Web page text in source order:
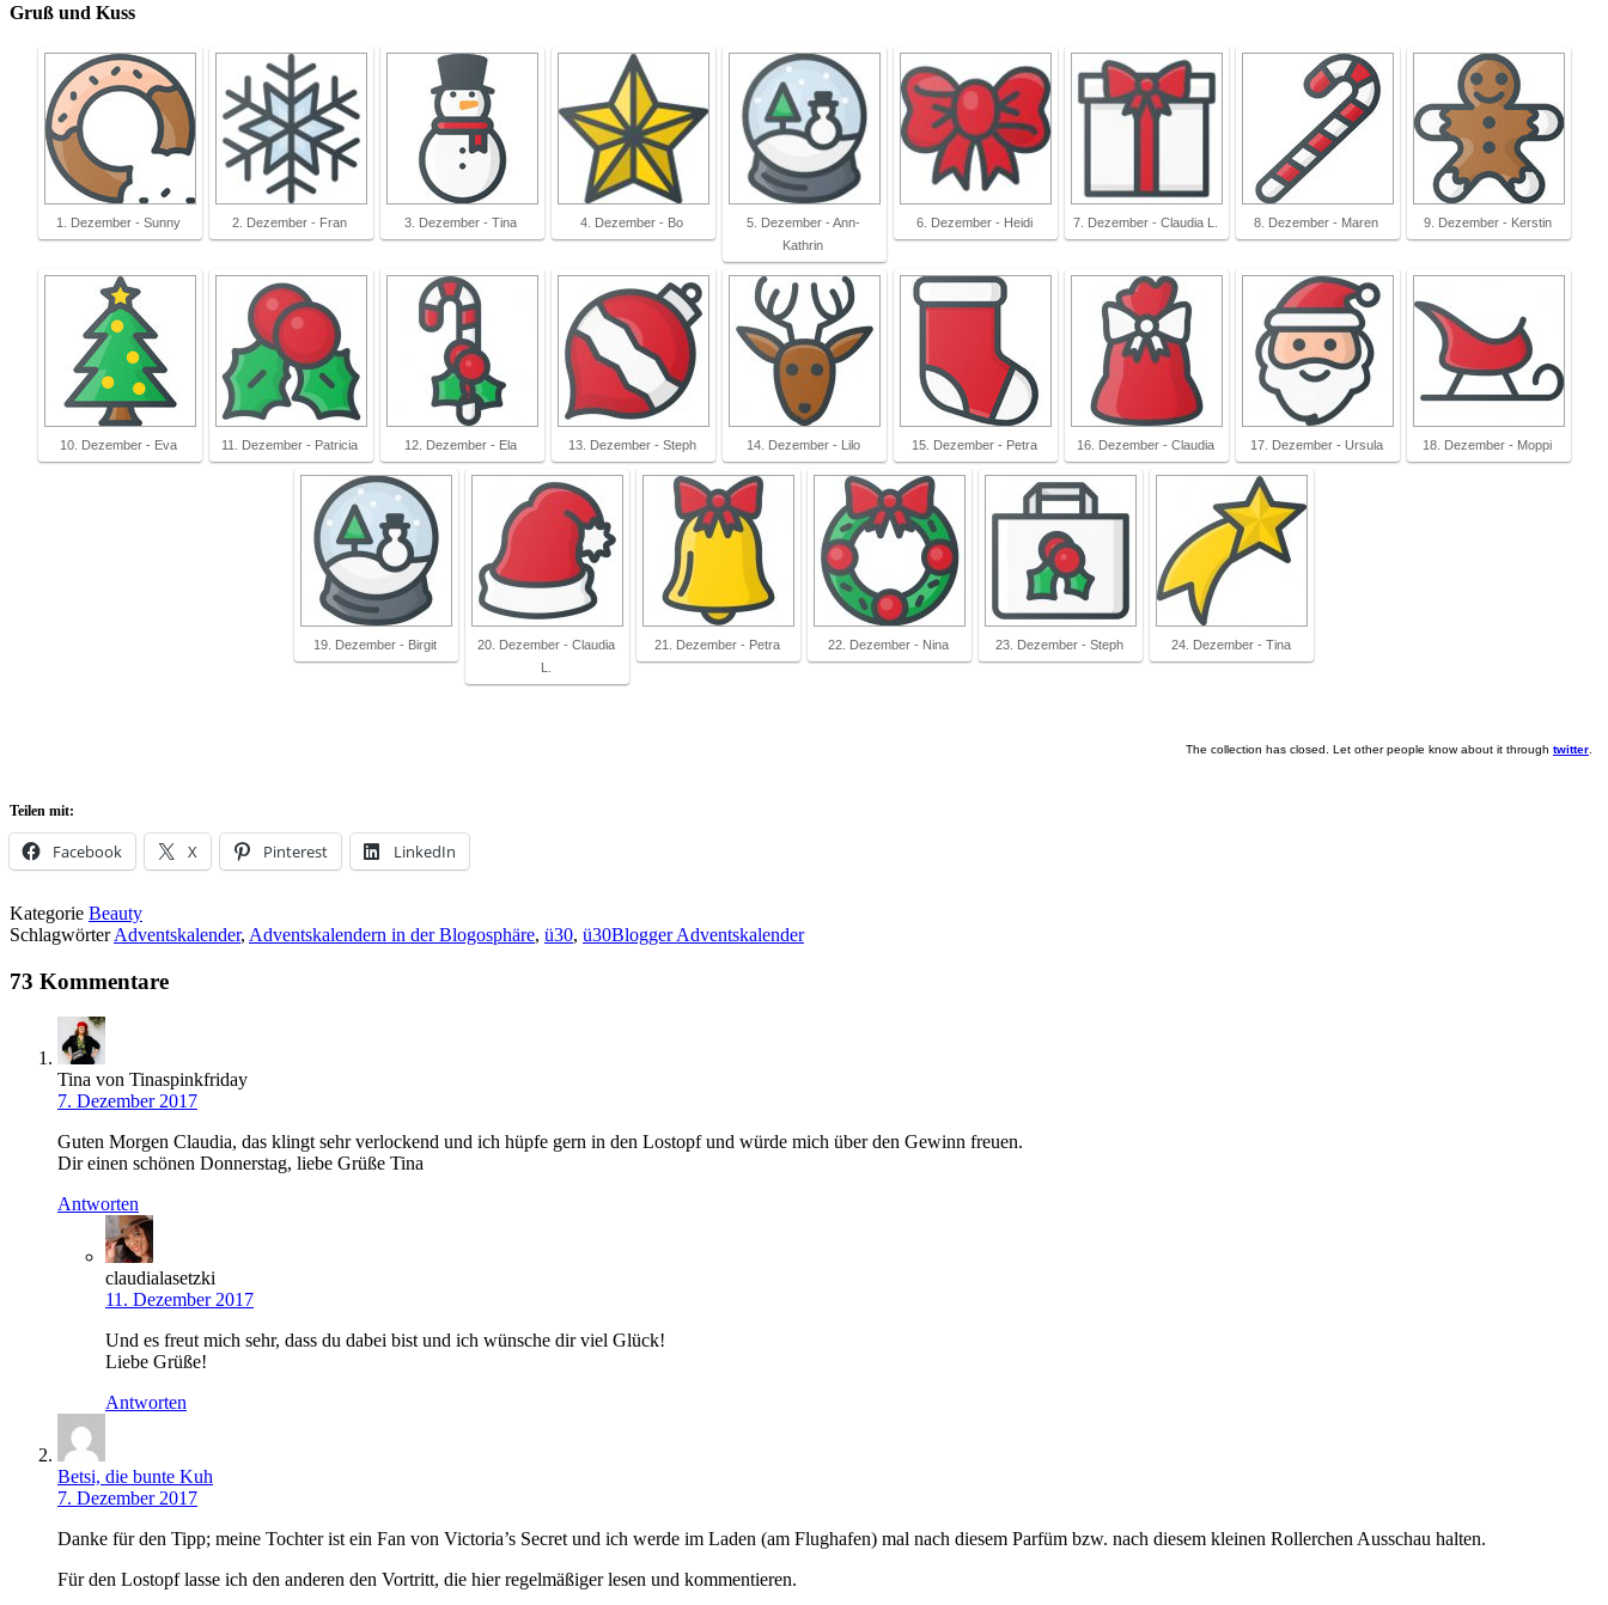
Gruß und Kuss
1. Dezember - Sunny 2. Dezember - Fran 3. Dezember - Tina 4. Dezember - Bo
5. Dezember - Ann-
Kathrin
6. Dezember - Heidi 7. Dezember - Claudia L. 8. Dezember - Maren 9. Dezember - Kerstin
10. Dezember - Eva 11. Dezember - Patricia 12. Dezember - Ela 13. Dezember - Steph 14. Dezember - Lilo 15. Dezember - Petra 16. Dezember - Claudia 17. Dezember - Ursula 18. Dezember - Moppi
19. Dezember - Birgit
20. Dezember - Claudia
L.
21. Dezember - Petra 22. Dezember - Nina 23. Dezember - Steph 24. Dezember - Tina
The collection has closed. Let other people know about it through twitter
Teilen mit:
Facebook X Pinterest LinkedIn
Kategorie Beauty
SchlagwörterAdventskalender, Adventskalendern in der Blogosphäre, ü30, ü30Blogger Adventskalender
73 Kommentare
Tina von Tinaspinkfriday
7. Dezember 2017
Guten Morgen Claudia, das klingt sehr verlockend und ich hüpfe gern in den Lostopf und würde mich über den Gewinn freuen.
Dir einen schönen Donnerstag, liebe Grüße Tina
Antworten
claudialasetzki
11. Dezember 2017
Und es freut mich sehr, dass du dabei bist und ich wünsche dir viel Glück!
Liebe Grüße!
Antworten
Betsi, die bunte Kuh
7. Dezember 2017
Danke für den Tipp; meine Tochter ist ein Fan von Victoria’s Secret und ich werde im Laden (am Flughafen) mal nach diesem Parfüm bzw. nach diesem kleinen Rollerchen Ausschau halten.
Für den Lostopf lasse ich den anderen den Vortritt, die hier regelmäßiger lesen und kommentieren.